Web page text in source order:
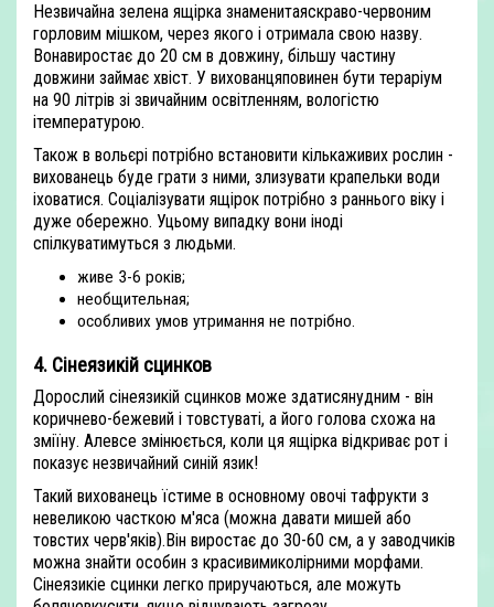
Незвичайна зелена ящірка знаменитаяскраво-червоним
горловим мішком, через якого і отримала свою назву.
Вонавиростає до 20 см в довжину, більшу частину
довжини займає хвіст. У вихованцяповинен бути тераріум
на 90 літрів зі звичайним освітленням, вологістю
ітемпературою.
Також в вольєрі потрібно встановити кількаживих рослин -
вихованець буде грати з ними, злизувати крапельки води
іховатися. Соціалізувати ящірок потрібно з раннього віку і
дуже обережно. Уцьому випадку вони іноді
спілкуватимуться з людьми.
живе 3-6 років;
необщительная;
особливих умов утримання не потрібно.
4. Сінеязикій сцинков
Дорослий сінеязикій сцинков може здатисянудним - він
коричнево-бежевий і товстуваті, а його голова схожа на
зміїну. Алевсе змінюється, коли ця ящірка відкриває рот і
показує незвичайний синій язик!
Такий вихованець їстиме в основному овочі тафрукти з
невеликою часткою м'яса (можна давати мишей або
товстих черв'яків).Він виростає до 30-60 см, а у заводчиків
можна знайти особин з красивимиколірними морфами.
Сінеязикіе сцинки легко приручаються, але можуть